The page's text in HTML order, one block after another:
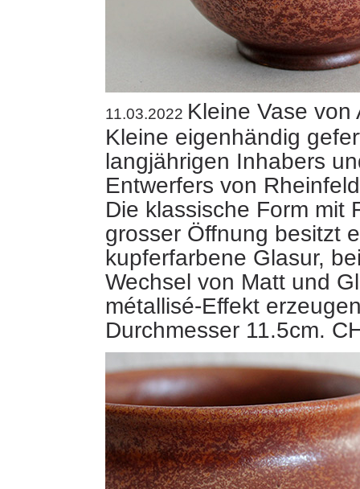
11.03.2022 Kleine Vase von
Kleine eigenhändig
langjährigen Inhabers
Entwerfers von
Die klassische Form mit
grosser Öffnung besitzt
kupferfarbene Glasur,
Wechsel von Matt und
métallisé-Effekt
Durchmesser 11.5cm.